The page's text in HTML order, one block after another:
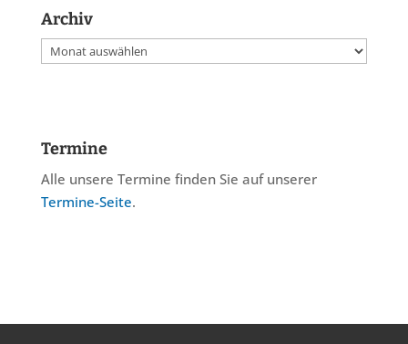
Archiv
Archiv
Termine
Alle unsere Termine finden Sie auf unserer
Termine-Seite.